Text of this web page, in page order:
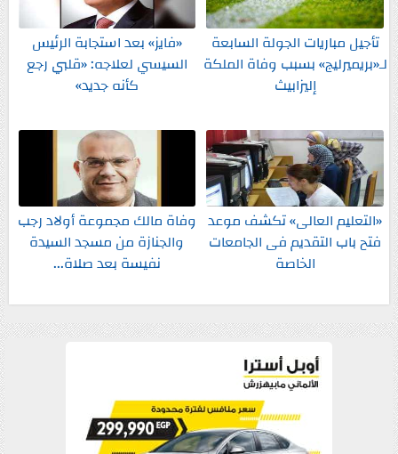
تأجيل مباريات الجولة السابعة
لـ«بريميرليج» بسبب وفاة الملكة
إليزابيث
«فايز» بعد استجابة الرئيس
السيسي لعلاجه: «قلبي رجع
كأنه جديد»
«التعليم العالى» تكشف موعد
فتح باب التقديم فى الجامعات
الخاصة
وفاة مالك مجموعة أولاد رجب
والجنازة من مسجد السيدة
نفيسة بعد صلاة...